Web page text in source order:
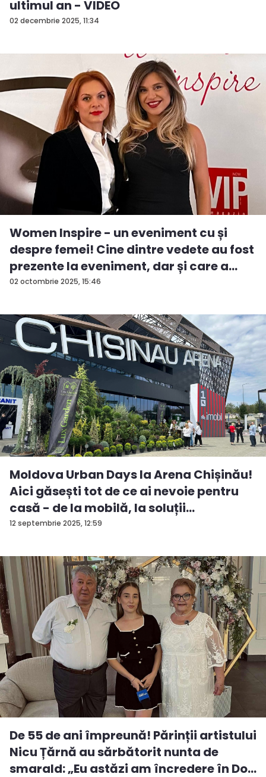
02 decembrie 2025, 11:34
ultimul an - VIDEO
02 octombrie 2025, 15:46
Women Inspire - un eveniment cu și
despre femei! Cine dintre vedete au fost
prezente la eveniment, dar și care a
fos...
12 septembrie 2025, 12:59
Moldova Urban Days la Arena Chișinău!
Aici găsești tot de ce ai nevoie pentru
casă - de la mobilă, la soluții
ingenioas...
De 55 de ani împreună! Părinții artistului
Nicu Țărnă au sărbătorit nunta de
smarald: „Eu astăzi am încredere în Do...